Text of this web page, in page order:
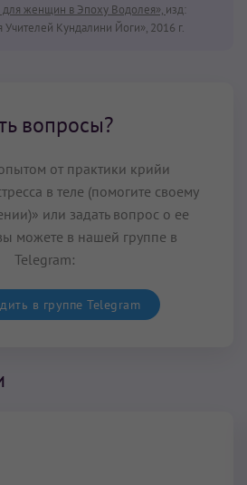
женщин в Эпоху Водолея», изд:
Кундалини Йоги», 2016 г.
вопросы?
от практики крийи
в теле (помогите своему
или задать вопрос о ее
можете в нашей группе в
Telegram:
в группе Telegram